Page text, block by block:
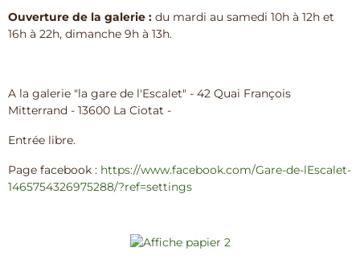
Ouverture de la galerie : du mardi au samedi 10h à 12h et
16h à 22h, dimanche 9h à 13h.
A la galerie "la gare de l'Escalet" - 42 Quai François
Mitterrand - 13600 La Ciotat -
Entrée libre.
Page facebook : https://www.facebook.com/Gare-de-lEscalet-
1465754326975288/?ref=settings